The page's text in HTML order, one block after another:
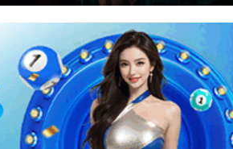
Pina) ก็ไม่ปล่อยให้ผิดหวัง เขาดึงมือเขียนบท
) ยกระดับมาเป็นผู้อำนวยการสร้างร่วม และเฟ้นเอา
วละครที่ทรงอิทธิพลที่สุดของซีรีส์อย่าง เบอร์ลิน ที่
งไปตั้งแต่ซีซัน 2 แต่ก็ยังมาปรากฏตัวสร้างแรง
งใครสักคนมันก็ต้องเป็นเบอร์ลินนี่ล่ะที่จะสมน้ำสม